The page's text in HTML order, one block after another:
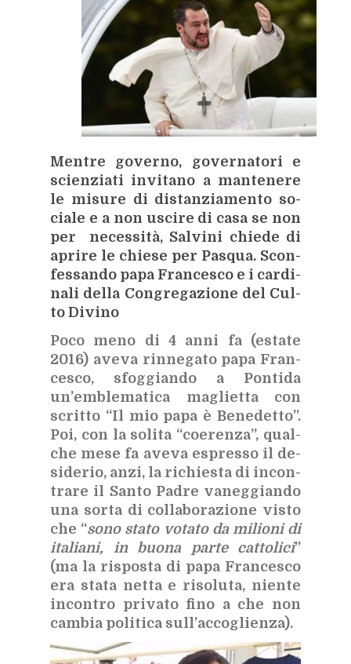
Men­tre go­ver­no, go­ver­na­to­ri e
scien­zia­ti in­vi­ta­no a man­te­ne­re
le mi­su­re di di­stan­zia­men­to so­
cia­le e a non usci­re di casa se non
per ne­ces­si­tà, Sal­vi­ni chie­de di
apri­re le chie­se per Pa­squa. Scon­
fes­san­do papa Fran­ce­sco e i car­di­
na­li del­la Con­gre­ga­zio­ne del Cul­
to Di­vi­no
Poco meno di 4 anni fa (esta­te
2016) ave­va rin­ne­ga­to papa Fran­
ce­sco, sfog­gian­do a Pon­ti­da
un’em­ble­ma­ti­ca ma­gliet­ta con
scrit­to “Il mio papa è Be­ne­det­to”.
Poi, con laso­li­ta “coe­ren­za”, qual­
che mese fa ave­va espres­so il de­
si­de­rio, anzi, la ri­chie­sta di in­con­
tra­re il San­to Pa­dre va­neg­gian­do
una sor­ta di col­la­bo­ra­zio­ne vi­sto
che “sono sta­to vo­ta­to da mi­lio­ni di
ita­lia­ni, in buo­na par­te cat­to­li­ci”
(ma la ri­spo­sta di papa Fran­ce­sco
era sta­ta net­ta e ri­so­lu­ta, nien­te
in­con­tro pri­va­to fino a che non
cam­bia po­li­ti­ca sul­l’ac­co­glien­za).